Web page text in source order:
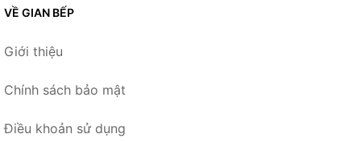
VỀ GIAN BẾP
Giới thiệu
Chính sách bảo mật
Điều khoản sử dụng